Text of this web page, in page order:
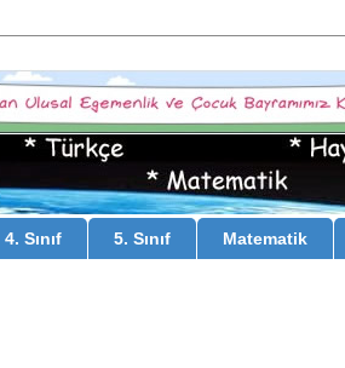
4. Sınıf 5. Sınıf Matematik